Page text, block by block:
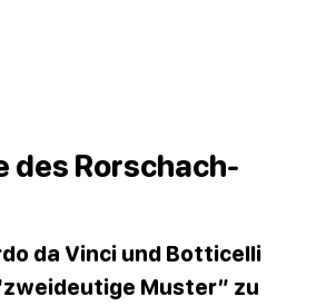
des Rorschach-
da Vinci und Botticelli
Muster” zu